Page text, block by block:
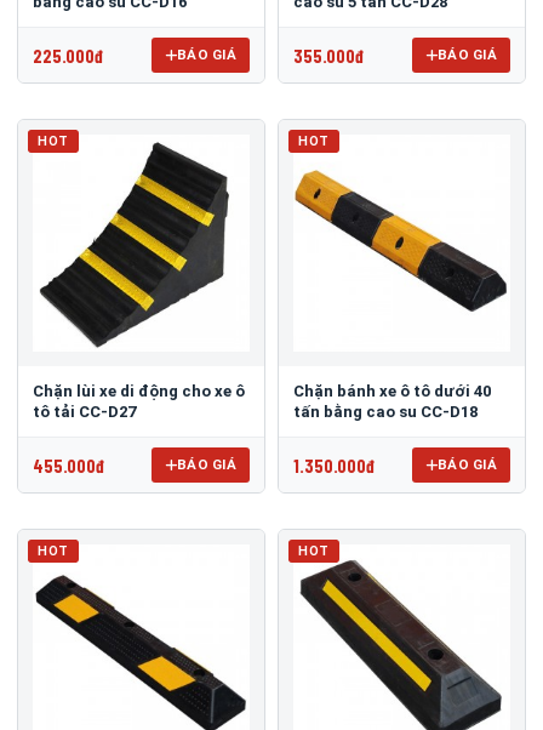
225.000đ BÁO GIÁ 355.000đ BÁO GIÁ
HOT
Chặn lùi xe di động cho xe ô
tô tải CC-D27
455.000đ BÁO GIÁ
HOT
Chặn bánh xe ô tô dưới 40
tấn bằng cao su CC-D18
1.350.000đ BÁO GIÁ
HOT HOT